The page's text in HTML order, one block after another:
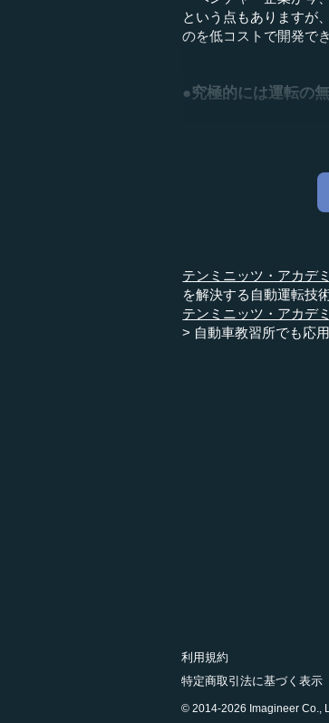
という点もありますが
のを低コストで開発で
●究極的には運転の
テンミニッツ・アカデ
を解決する自動運転技
テンミニッツ・アカデ
自動車教習所でも応
利用規約
特定商取引法に基づく表示
© 2014-2026 Imagineer Co.,